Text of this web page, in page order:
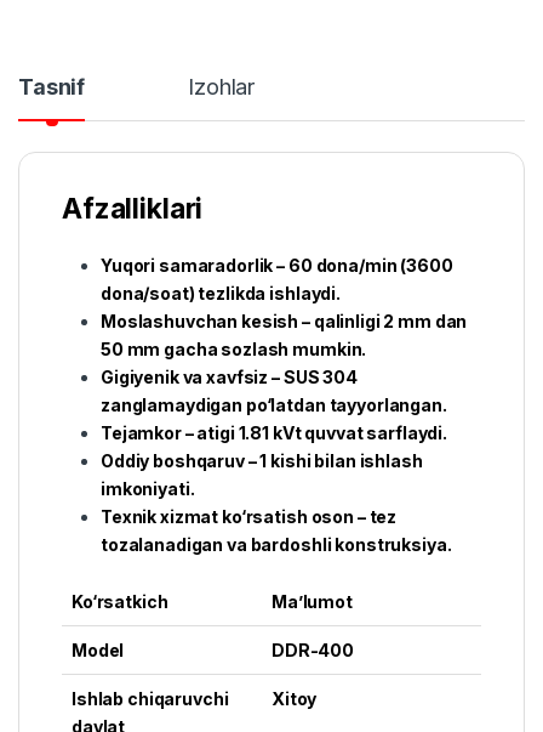
Tasnif Izohlar
Afzalliklari
Yuqori samaradorlik – 60 dona/min (3600
dona/soat) tezlikda ishlaydi.
Moslashuvchan kesish – qalinligi 2 mm dan
50 mm gacha sozlash mumkin.
Gigiyenik va xavfsiz – SUS 304
zanglamaydigan po‘latdan tayyorlangan.
Tejamkor – atigi 1.81 kVt quvvat sarflaydi.
Oddiy boshqaruv – 1 kishi bilan ishlash
imkoniyati.
Texnik xizmat ko‘rsatish oson – tez
tozalanadigan va bardoshli konstruksiya.
Ko‘rsatkich Ma’lumot
Model DDR-400
Ishlab chiqaruvchi
davlat
Xitoy